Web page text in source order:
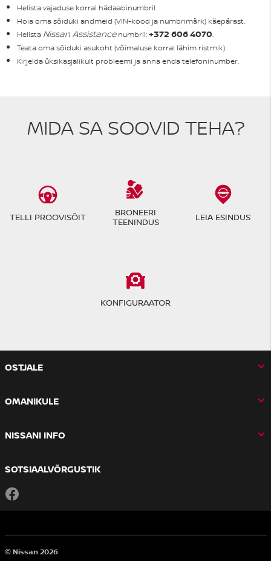
Helista vajaduse korral hädaabinumbril.
Hoia oma sõiduki andmeid (VIN-kood ja numbrimärk) käepärast.
Helista Nissan Assistancenumbril:+372 606 4070.
Teata oma sõiduki asukoht (võimaluse korral lähim ristmik).
Kirjelda üksikasjalikult probleemi ja anna enda telefoninumber.
MIDA SA SOOVID TEHA?
TELLI PROOVISÕIT
BRONEERI
TEENINDUS
LEIA ESINDUS
KONFIGURAATOR
OSTJALE
OMANIKULE
NISSANI INFO
SOTSIAALVÕRGUSTIK
© Nissan 2026